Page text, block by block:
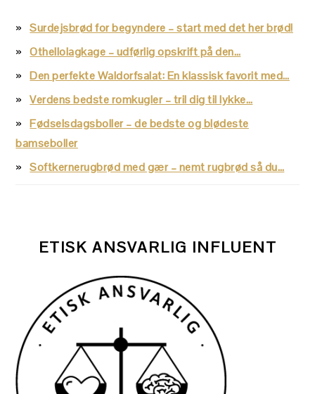
Surdejsbrød for begyndere – start med det her brød!
Othellolagkage – udførlig opskrift på den…
Den perfekte Waldorfsalat: En klassisk favorit med…
Verdens bedste romkugler – tril dig til lykke…
Fødselsdagsboller – de bedste og blødeste
bamseboller
Softkernerugbrød med gær – nemt rugbrød så du…
ETISK ANSVARLIG INFLUENT